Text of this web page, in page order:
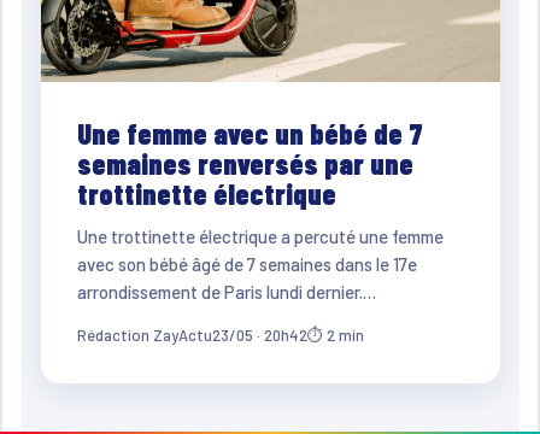
Une femme avec un bébé de 7
semaines renversés par une
trottinette électrique
Une trottinette électrique a percuté une femme
avec son bébé âgé de 7 semaines dans le 17e
arrondissement de Paris lundi dernier.…
Rédaction ZayActu23/05 · 20h42⏱ 2 min